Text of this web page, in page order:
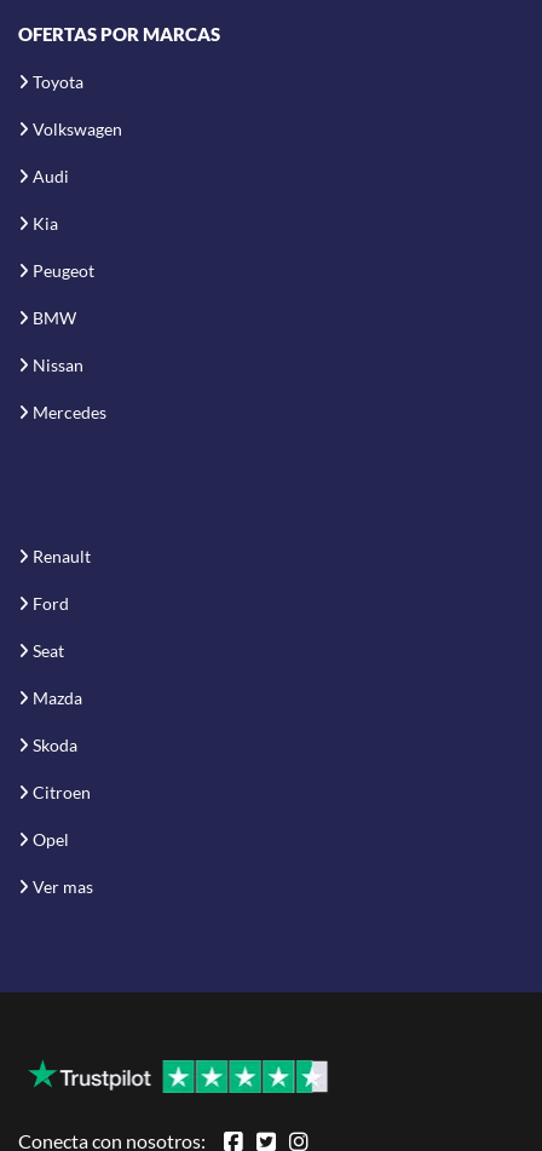
OFERTAS POR MARCAS
Toyota
Volkswagen
Audi
Kia
Peugeot
BMW
Nissan
Mercedes
Renault
Ford
Seat
Mazda
Skoda
Citroen
Opel
Ver mas
Conecta con nosotros: